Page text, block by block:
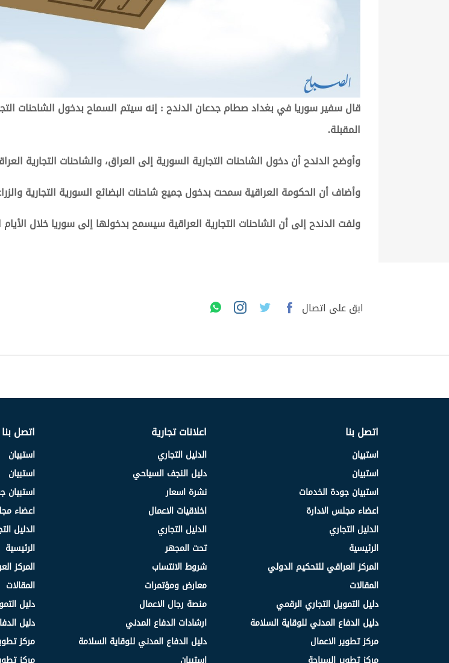
قال سفير سوريا في بغداد صطام جدعان الدندح : إنه سيتم السماح بدخول الشاحنات
المقبلة.
وأوضح الدندح أن دخول الشاحنات التجارية السورية إلى العراق، والشاحنات التجارية
وأضاف أن الحكومة العراقية سمحت بدخول جميع شاحنات البضائع السورية التجارية
ولفت الدندح إلى أن الشاحنات التجارية العراقية سيسمح بدخولها إلى سوريا خلال الأيام
ابق على اتصال
اتصل بنا
استبيان
استبيان
استبيان جودة الخدمات
اعضاء مجلس الادارة
الدليل التجاري
الرئيسية
المركز العراقي للتحكيم الدولي
المقالات
دليل التمويل التجاري الرقمي
دليل الدفاع المدني للوقاية السلامة
مركز تطوير الاعمال
اعلانات تجارية
الدليل التجاري
دليل النجف السياحي
نشرة اسعار
اخلاقيات الاعمال
الدليل التجاري
تحت المجهر
شروط الانتساب
معارض ومؤتمرات
منصة رجال الاعمال
ارشادات الدفاع المدني
دليل الدفاع المدني للوقاية السلامة
اتصل بنا
استبيان
استبيان
استبيان
اعضاء
الدليل
الرئيسية
المركز
المقالات
دليل
دليل
مركز